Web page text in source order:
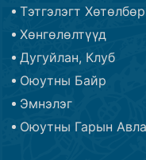
Тэтгэлэгт Хөтөлбөр
Хөнгөлөлтүүд
Дугуйлан, Клуб
Оюутны Байр
Эмнэлэг
Оюутны Гарын